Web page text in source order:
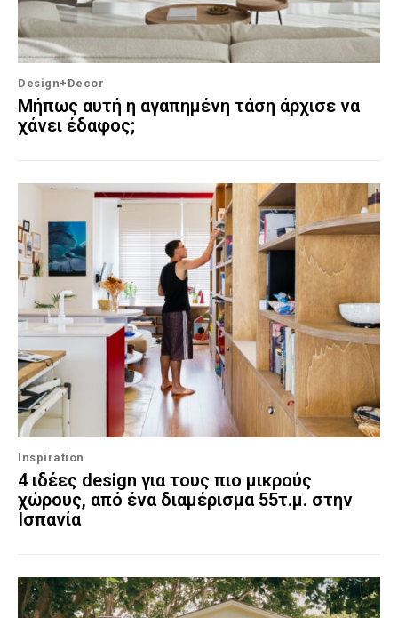
Design+Decor
Μήπως αυτή η αγαπημένη τάση άρχισε να
χάνει έδαφος;
Inspiration
4 ιδέες design για τους πιο μικρούς
χώρους, από ένα διαμέρισμα 55τ.μ. στην
Ισπανία